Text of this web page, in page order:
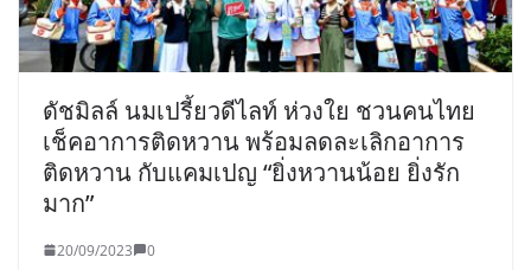
ดัชมิลล์ นมเปรี้ยวดีไลท์ ห่วงใย ชวนคนไทย
เช็คอาการติดหวาน พร้อมลดละเลิกอาการ
ติดหวาน กับแคมเปญ “ยิ่งหวานน้อย ยิ่งรัก
มาก”
20/09/2023 0